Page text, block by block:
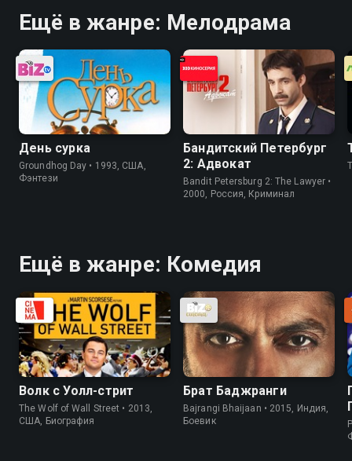
Ещё в жанре: Мелодрама
День сурка
Groundhog Day • 1993, США,
Фэнтези
Бандитский Петербург
2: Адвокат
Bandit Petersburg 2: The Lawyer •
2000, Россия, Криминал
Ещё в жанре: Комедия
Волк с Уолл-стрит
The Wolf of Wall Street • 2013,
США, Биография
Брат Баджранги
Bajrangi Bhaijaan • 2015, Индия,
Боевик